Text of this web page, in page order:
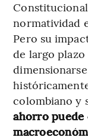
normatividad
Pero su
de largo plazo
colombiano y
ahorro puede